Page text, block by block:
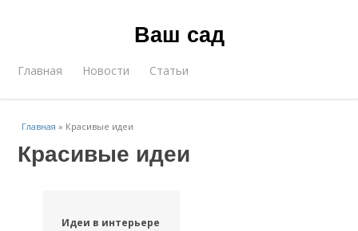
Ваш сад
Главная Новости Статьи
Главная » Красивые идеи
Красивые идеи
Идеи в интерьере